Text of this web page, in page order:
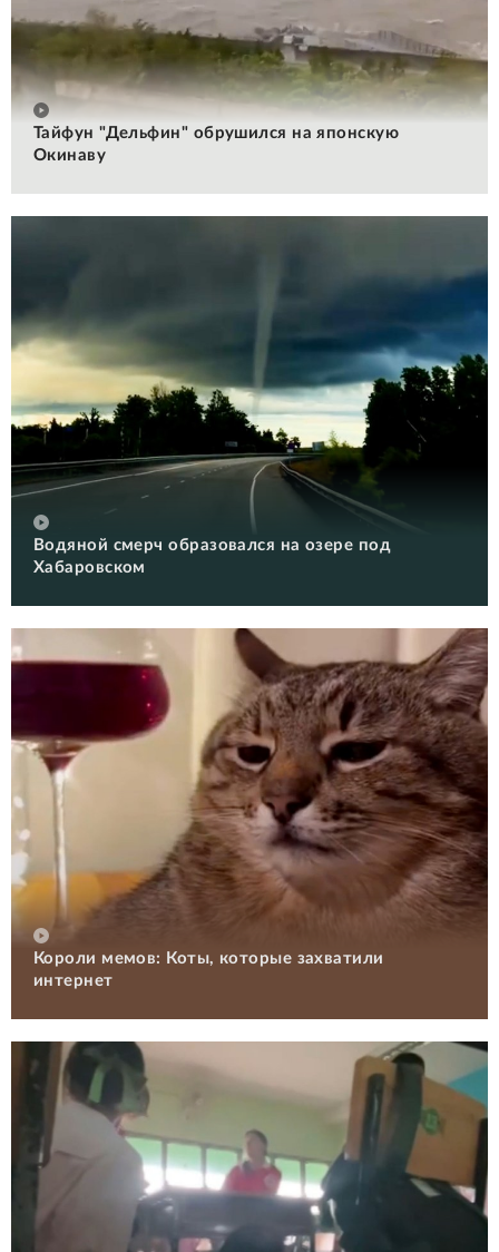
Тайфун "Дельфин" обрушился на японскую
Окинаву
Водяной смерч образовался на озере под
Хабаровском
Короли мемов: Коты, которые захватили
интернет